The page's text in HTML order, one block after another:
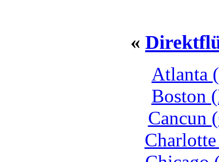
«
Atlanta
Boston
Cancun